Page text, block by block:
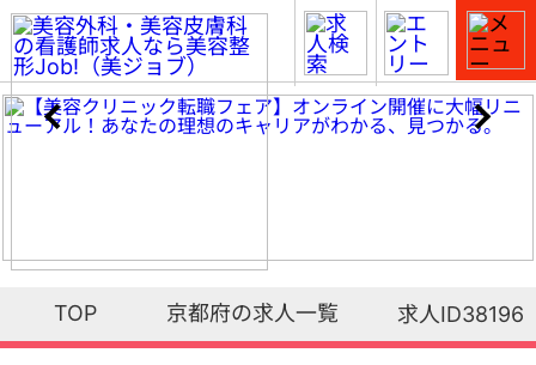
TOP 京都府の求人一覧 求人ID38196